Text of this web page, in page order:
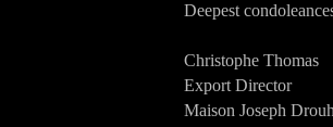
Deepest
Christophe Thomas
Export Director
Maison Joseph